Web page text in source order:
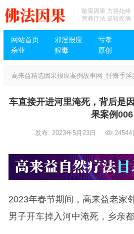
敬畏因果 方得始终
营养疗法 逆转疾病
网站首页 邪淫报应 亏孝
杀业
狠毒 原创
高来益精选因果报应案例故事网_忏悔手淫
车直接开进河里淹死，背后是
果案例006
发布: 2023年5月23日 24544
2023年春节期间，高来益老家
男子开车掉入河中淹死，乡亲都